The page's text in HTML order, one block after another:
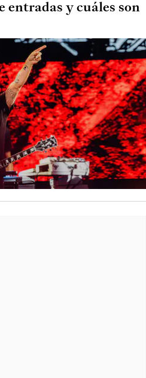
entradas y cuáles son